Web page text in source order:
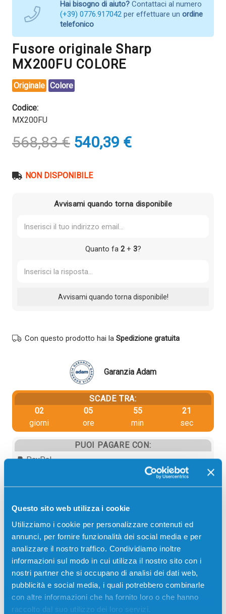
Questo sito web utilizza i cookie
Utilizziamo i cookie per personalizzare contenuti ed
annunci, per fornire funzionalità dei social media e per
analizzare il nostro traffico. Condividiamo inoltre
informazioni sul modo in cui utilizza il nostro sito con i
nostri partner che si occupano di analisi dei dati web,
pubblicità e social media, i quali potrebbero combinarle
con altre informazioni che ha fornito loro o che hanno
raccolto dal suo utilizzo dei loro servizi.
Hai bisogno di aiuto? Contattaci al numero
(+39) 0776.917042 per effettuare un ordine
telefonico
Fusore originale Sharp
MX200FU COLORE
Originale Colore
Codice:
MX200FU
568,83€ Il
prezzo
era:
540,39 €Il
prezzo
NON DISPONIBILE
Avvisami quando torna disponibile
Quanto fa 2+ 3?
Con questo prodotto hai la Spedizione gratuita
Garanzia Adam
SCADE TRA:
02
giorni
05
ore
55
min
20
sec
PUOI PAGARE CON:
PayPal
Bonifico bancario
Descrizione
Fusore originale Sharp MX200FU COLORE per